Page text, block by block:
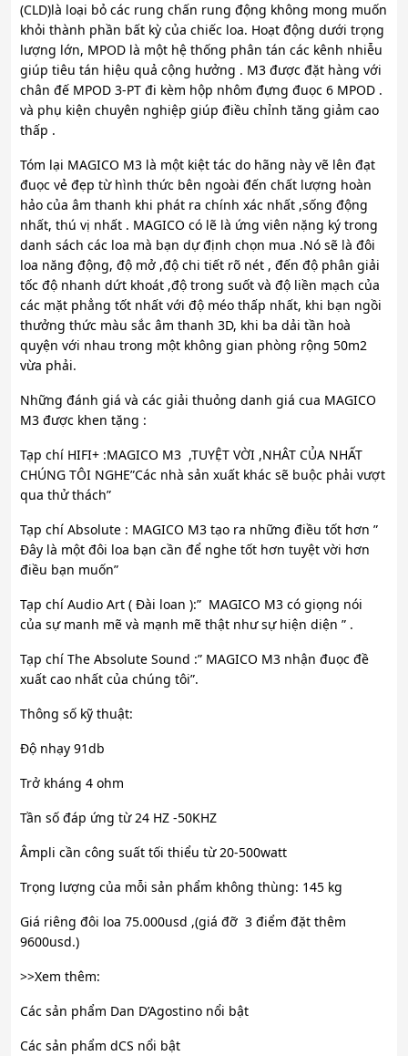
(CLD)là loại bỏ các rung chấn rung động không mong muốn
khỏi thành phần bất kỳ của chiếc loa. Hoạt động dưới trọng
lượng lớn, MPOD là một hệ thống phân tán các kênh nhiễu
giúp tiêu tán hiệu quả cộng hưởng . M3 được đặt hàng với
chân đế MPOD 3-PT đi kèm hộp nhôm đựng đuọc 6 MPOD .
và phụ kiện chuyên nghiệp giúp điều chỉnh tăng giảm cao
thấp .
Tóm lại MAGICO M3 là một kiệt tác do hãng này vẽ lên đạt
đuọc vẻ đẹp từ hình thức bên ngoài đến chất lượng hoàn
hảo của âm thanh khi phát ra chính xác nhất ,sống động
nhất, thú vị nhất . MAGICO có lẽ là ứng viên nặng ký trong
danh sách các loa mà bạn dự định chọn mua .Nó sẽ là đôi
loa năng động, độ mở ,độ chi tiết rõ nét , đến độ phân giải
tốc độ nhanh dứt khoát ,độ trong suốt và độ liền mạch của
các mặt phẳng tốt nhất với độ méo thấp nhất, khi bạn ngồi
thưởng thức màu sắc âm thanh 3D, khi ba dải tần hoà
quyện với nhau trong một không gian phòng rộng 50m2
vừa phải.
Những đánh giá và các giải thuỏng danh giá cua MAGICO
M3 được khen tặng :
Tạp chí HIFI+ :MAGICO M3 ,TUYỆT VỜI ,NHÂT CỦA NHẤT
CHÚNG TÔI NGHE”Các nhà sản xuất khác sẽ buộc phải vượt
qua thử thách”
Tạp chí Absolute : MAGICO M3 tạo ra những điều tốt hơn ”
Đây là một đôi loa bạn cần để nghe tốt hơn tuyệt vời hơn
điều bạn muốn”
Tạp chí Audio Art ( Đài loan ):” MAGICO M3 có giọng nói
của sự manh mẽ và mạnh mẽ thật như sự hiện diện ” .
Tạp chí The Absolute Sound :” MAGICO M3 nhận đuọc đề
xuất cao nhất của chúng tôi”.
Thông số kỹ thuật:
Độ nhạy 91db
Trở kháng 4 ohm
Tần số đáp ứng từ 24 HZ -50KHZ
Âmpli cần công suất tối thiểu từ 20-500watt
Trọng lượng của mỗi sản phẩm không thùng: 145 kg
Giá riêng đôi loa 75.000usd ,(giá đỡ 3 điểm đặt thêm
9600usd.)
>>Xem thêm:
Các sản phẩm Dan D’Agostino nổi bật
Các sản phẩm dCS nổi bật